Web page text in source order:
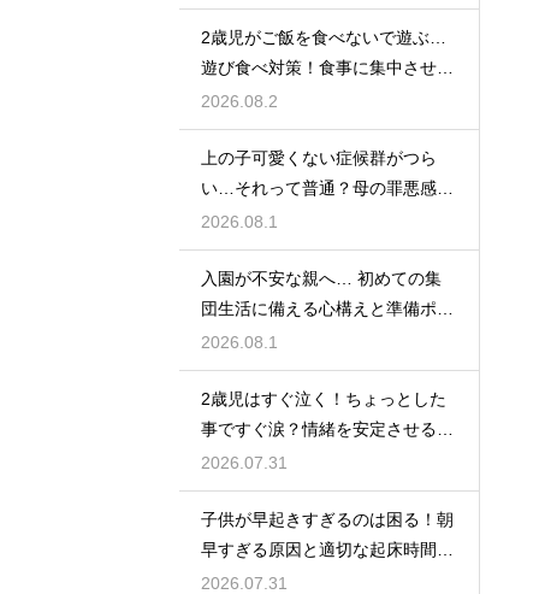
2歳児がご飯を食べないで遊ぶ…
遊び食べ対策！食事に集中させる
環境づくり
2026.08.2
上の子可愛くない症候群がつら
い…それって普通？母の罪悪感を
和らげる対処法
2026.08.1
入園が不安な親へ… 初めての集
団生活に備える心構えと準備ポイ
ントを紹介
2026.08.1
2歳児はすぐ泣く！ちょっとした
事ですぐ涙？情緒を安定させる関
わり方
2026.07.31
子供が早起きすぎるのは困る！朝
早すぎる原因と適切な起床時間へ
の調整法
2026.07.31